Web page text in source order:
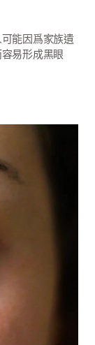
能因爲家族遺
易形成黑眼